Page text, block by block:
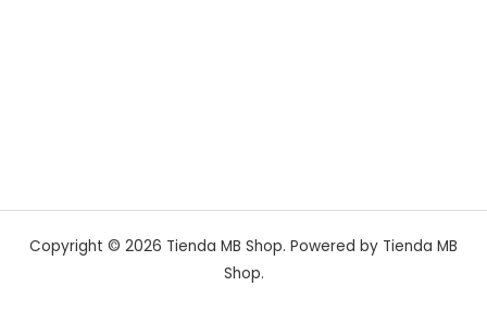
Copyright © 2026 Tienda MB Shop. Powered by Tienda MB
Shop.